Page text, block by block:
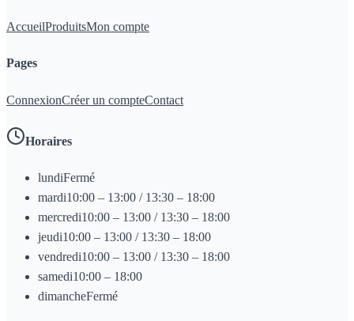
AccueilProduitsMon compte
Pages
ConnexionCréer un compteContact
Horaires
lundiFermé
mardi10:00 – 13:00 / 13:30 – 18:00
mercredi10:00 – 13:00 / 13:30 – 18:00
jeudi10:00 – 13:00 / 13:30 – 18:00
vendredi10:00 – 13:00 / 13:30 – 18:00
samedi10:00 – 18:00
dimancheFermé